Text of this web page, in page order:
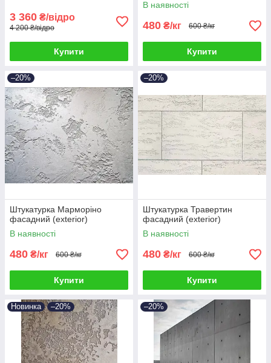
3 360 ₴/відро
4 200 ₴/відро
Купити
В наявності
480 ₴/кг 600 ₴/кг
Купити
–20%
Штукатурка Марморіно
фасадний (exterior)
В наявності
480 ₴/кг 600 ₴/кг
Купити
–20%
Штукатурка Травертин
фасадний (exterior)
В наявності
480 ₴/кг 600 ₴/кг
Купити
Новинка –20% –20%